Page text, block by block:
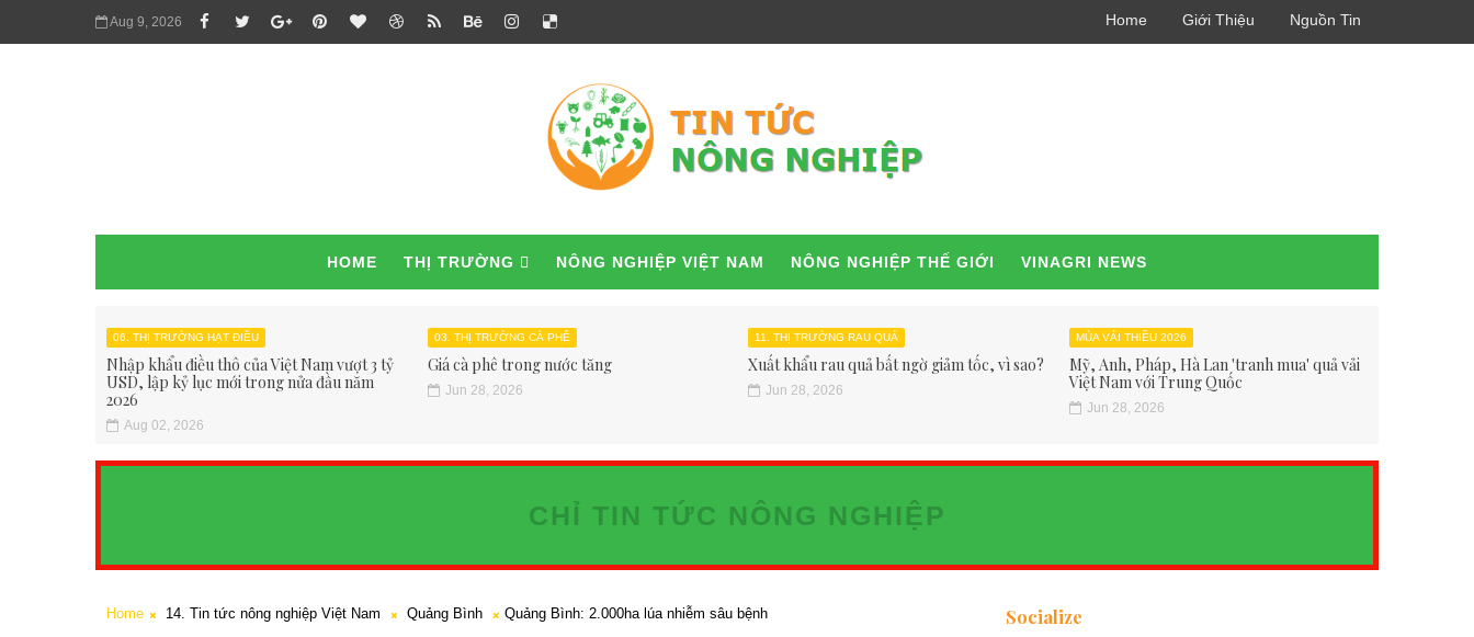
Aug 9, 2026 Home Giới Thiệu Nguồn Tin
HOME THỊ TRƯỜNG NÔNG NGHIỆP VIỆT NAM NÔNG NGHIỆP THẾ GIỚI VINAGRI NEWS
06. THỊ TRƯỜNG HẠT ĐIỀU
Nhập khẩu điều thô của Việt Nam vượt 3 tỷ
USD, lập kỷ lục mới trong nửa đầu năm
2026
Aug 02, 2026
03. THỊ TRƯỜNG CÀ PHÊ
Giá cà phê trong nước tăng
Jun 28, 2026
11. THỊ TRƯỜNG RAU QUẢ
Xuất khẩu rau quả bất ngờ giảm tốc, vì sao?
Jun 28, 2026
MÙA VẢI THIỀU 2026
Mỹ, Anh, Pháp, Hà Lan 'tranh mua' quả vải
Việt Nam với Trung Quốc
Jun 28, 2026
CHỈ TIN TỨC NÔNG NGHIỆP
Home 14. Tin tức nông nghiệp Việt Nam Quảng Bình Quảng Bình: 2.000ha lúa nhiễm sâu bệnh Socialize